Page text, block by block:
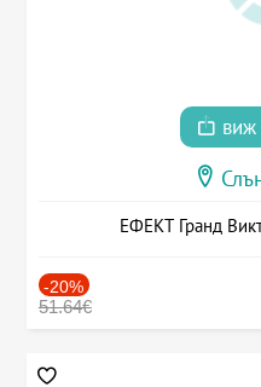
виж
ЕФЕКТ Гранд
-20%
51.64€